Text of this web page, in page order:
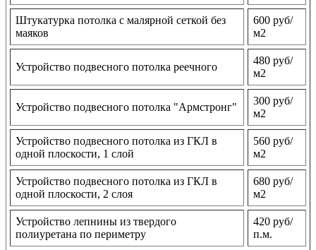
Штукатурка потолка с малярной сеткой без
маяков
600 руб/
м2
Устройство подвесного потолка реечного
480 руб/
м2
Устройство подвесного потолка "Армстронг"
300 руб/
м2
Устройство подвесного потолка из ГКЛ в
одной плоскости, 1 слой
560 руб/
м2
Устройство подвесного потолка из ГКЛ в
одной плоскости, 2 слоя
680 руб/
м2
Устройство лепнины из твердого
полиуретана по периметру
420 руб/
п.м.